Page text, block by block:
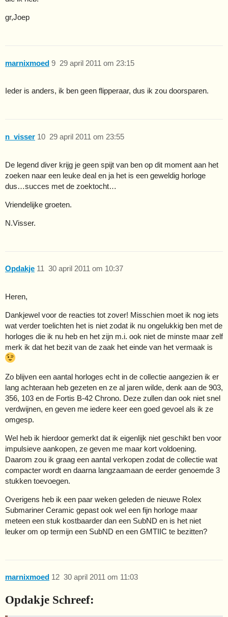
gr,Joep
marnixmoed 29 april 2011 om 23:15
9
Ieder is anders, ik ben geen flipperaar, dus ik zou doorsparen.
n_visser 29 april 2011 om 23:55
10
De legend diver krijg je geen spijt van ben op dit moment aan het
zoeken naar een leuke deal en ja het is een geweldig horloge
dus…succes met de zoektocht…
Vriendelijke groeten.
N.Visser.
Opdakje 30 april 2011 om 10:37
11
Heren,
Dankjewel voor de reacties tot zover! Misschien moet ik nog iets
wat verder toelichten het is niet zodat ik nu ongelukkig ben met de
horloges die ik nu heb en het zijn m.i. ook niet de minste maar zelf
merk ik dat het bezit van de zaak het einde van het vermaak is
Zo blijven een aantal horloges echt in de collectie aangezien ik er
lang achteraan heb gezeten en ze al jaren wilde, denk aan de 903,
356, 103 en de Fortis B-42 Chrono. Deze zullen dan ook niet snel
verdwijnen, en geven me iedere keer een goed gevoel als ik ze
omgesp.
Wel heb ik hierdoor gemerkt dat ik eigenlijk niet geschikt ben voor
impulsieve aankopen, ze geven me maar kort voldoening.
Daarom zou ik graag een aantal verkopen zodat de collectie wat
compacter wordt en daarna langzaamaan de eerder genoemde 3
stukken toevoegen.
Overigens heb ik een paar weken geleden de nieuwe Rolex
Submariner Ceramic gepast ook wel een fijn horloge maar
meteen een stuk kostbaarder dan een SubND en is het niet
leuker om op termijn een SubND en een GMTIIC te bezitten?
marnixmoed 30 april 2011 om 11:03
12
Opdakje Schreef: